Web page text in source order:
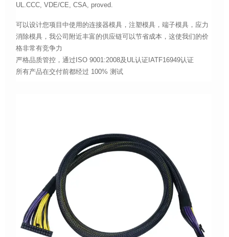
UL.CCC, VDE/CE, CSA, proved.
可以设计您项目中使用的连接器模具，注塑模具，端子模具，应力
消除模具，我公司附近丰富的供应链可以节省成本，这使我们的价
格非常有竞争力
严格品质管控，通过ISO 9001:2008及UL认证IATF16949认证
所有产品在交付前都经过 100% 测试